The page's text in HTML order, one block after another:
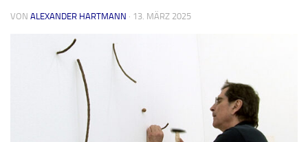
VON ALEXANDER HARTMANN · 13. MÄRZ 2025